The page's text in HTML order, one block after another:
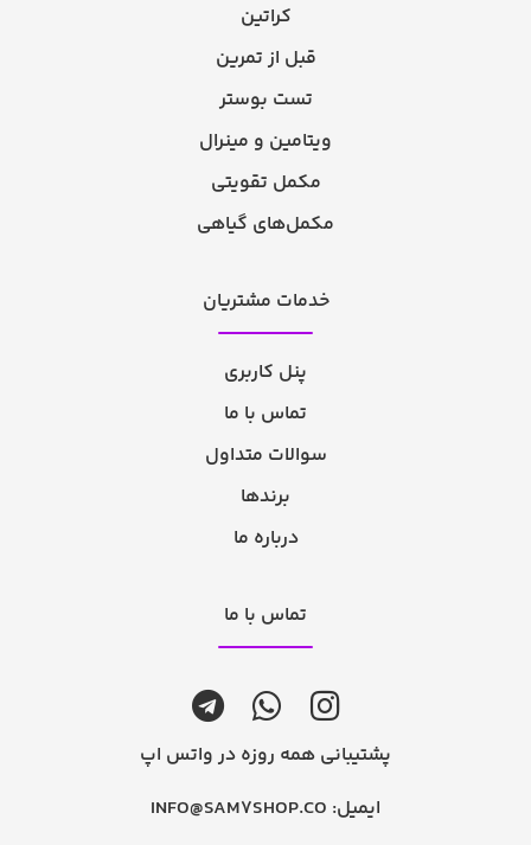
کراتین
قبل از تمرین
تست بوستر
ویتامین و مینرال
مکمل تقویتی
مکمل‌های گیاهی
خدمات مشتریان
پنل کاربری
تماس با ما
سوالات متداول
برندها
درباره ما
تماس با ما
پشتیبانی همه روزه در واتس اپ
ایمیل: INFO@SAM7SHOP.CO